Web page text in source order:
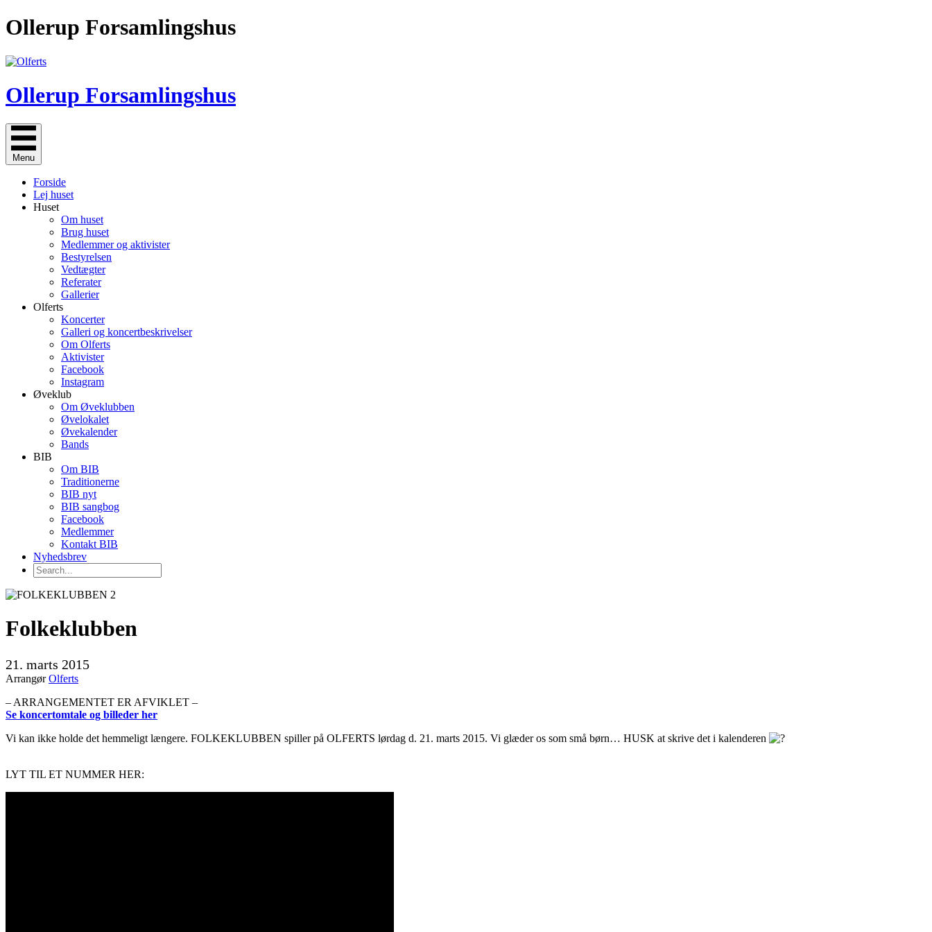
Gå
til
Ollerup Forsamlingshus
Ollerup Forsamlingshus
Menu
Forside
Lej huset
Huset
Om huset
Brug huset
Medlemmer og aktivister
Bestyrelsen
Vedtægter
Referater
Gallerier
Olferts
Koncerter
Galleri og koncertbeskrivelser
Om Olferts
Aktivister
Facebook
Instagram
Øveklub
Om Øveklubben
Øvelokalet
Øvekalender
Bands
BIB
Om BIB
Traditionerne
BIB nyt
BIB sangbog
Facebook
Medlemmer
Kontakt BIB
Nyhedsbrev
Folkeklubben
21. marts 2015
ArrangørOlferts
– ARRANGEMENTET ER AFVIKLET –
Se koncertomtale og billeder her
Vi kan ikke holde det hemmeligt længere. FOLKEKLUBBEN spiller på OLFERTS lørdag d. 21. marts 2015. Vi glæder os som små børn… HUSK at skrive det i kalenderen
LYT TIL ET NUMMER HER: